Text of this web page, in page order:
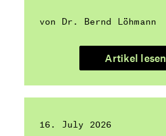
von Dr. Bernd Löhmann
Artikel lesen
16. July 2026